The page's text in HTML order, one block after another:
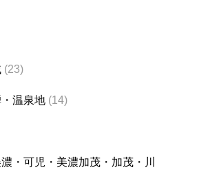
(23)
温泉地 (14)
・可児・美濃加茂・加茂・川